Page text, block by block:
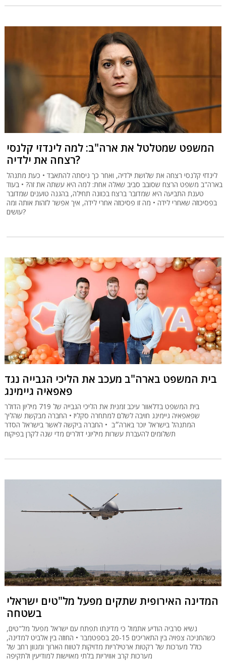
המשפט שמטלטל את ארה"ב: למה לינדזי קלנסי
רצחה את ילדיה?
לינדזי קלנסי רצחה את שלושת ילדיה, ואחר כך ניסתה להתאבד • כעת מתנהל
בארה"ב משפט הרצח שסובב סביב שאלה אחת: למה היא עשתה את זה? • בעוד
טענת התביעה היא שמדובר ברצח בכוונה תחילה, בהגנה טוענים שמדובר
בפסיכוזה שאחרי לידה • מה זו פסיכוזה אחרי לידה, איך אפשר לזהות אותה ומה
עושים?
בית המשפט בארה"ב מעכב את הליכי הגבייה נגד
פאפאיה גיימינג
בית המשפט בדלאוור עיכב זמנית את הליכי הגבייה של 719 מיליון הדולר
שפאפאיה גיימינג חויבה לשלם למתחרה סקליז • החברה מבקשת שהליך
המתנהל בישראל יוכר בארה״ב • החברה ביקשה לאשר בישראל הסדר
תשלומים להעברת עשרות מיליוני דולרים מדי שנה לקרן בפיקוח
המדינה האירופית שתקים מפעל מל"טים ישראלי
בשטחה
נשיא סרביה הודיע אתמול כי מדינתו תפתח עם ישראל מפעל מל"טים,
כשהחניכה צפויה בין התאריכים 20-15 בספטמבר • החוזה בין אלביט למדינה,
כולל מערכות של רקטות ארטילריות מדויקות לטווח הארוך ומגוון רחב של
מערכות קרב אוויריות בלתי מאוישות למודיעין ולתקיפה